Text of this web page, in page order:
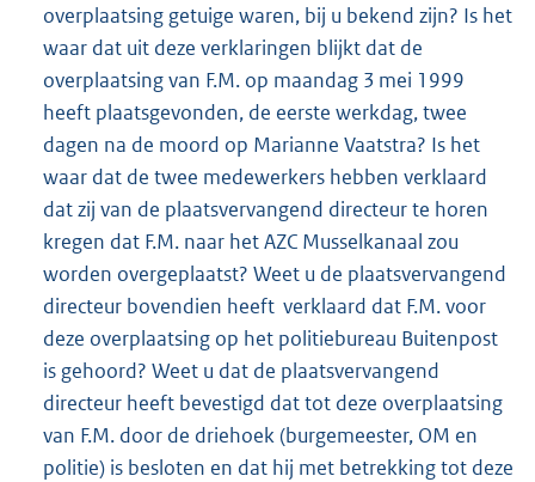
overplaatsing getuige waren, bij u bekend zijn? Is het
waar dat uit deze verklaringen blijkt dat de
overplaatsing van F.M. op maandag 3 mei 1999
heeft plaatsgevonden, de eerste werkdag, twee
dagen na de moord op Marianne Vaatstra? Is het
waar dat de twee medewerkers hebben verklaard
dat zij van de plaatsvervangend directeur te horen
kregen dat F.M. naar het AZC Musselkanaal zou
worden overgeplaatst? Weet u de plaatsvervangend
directeur bovendien heeft verklaard dat F.M. voor
deze overplaatsing op het politiebureau Buitenpost
is gehoord? Weet u dat de plaatsvervangend
directeur heeft bevestigd dat tot deze overplaatsing
van F.M. door de driehoek (burgemeester, OM en
politie) is besloten en dat hij met betrekking tot deze